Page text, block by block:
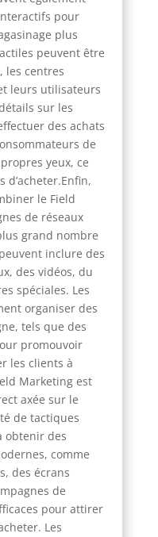
pour
plus
peuvent être
les centres
leurs utilisateurs
sur les
des achats
de
yeux, ce
d’acheter.Enfin,
le Field
de réseaux
grand nombre
inclure des
des vidéos, du
spéciales. Les
organiser des
tels que des
promouvoir
les clients à
Marketing est
axée sur le
de tactiques
obtenir des
comme
des écrans
de
pour attirer
Les